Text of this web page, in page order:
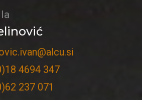
4694 347
237 071